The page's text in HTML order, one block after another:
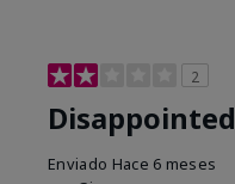
2
Disappointed
Enviado Hace 6 meses